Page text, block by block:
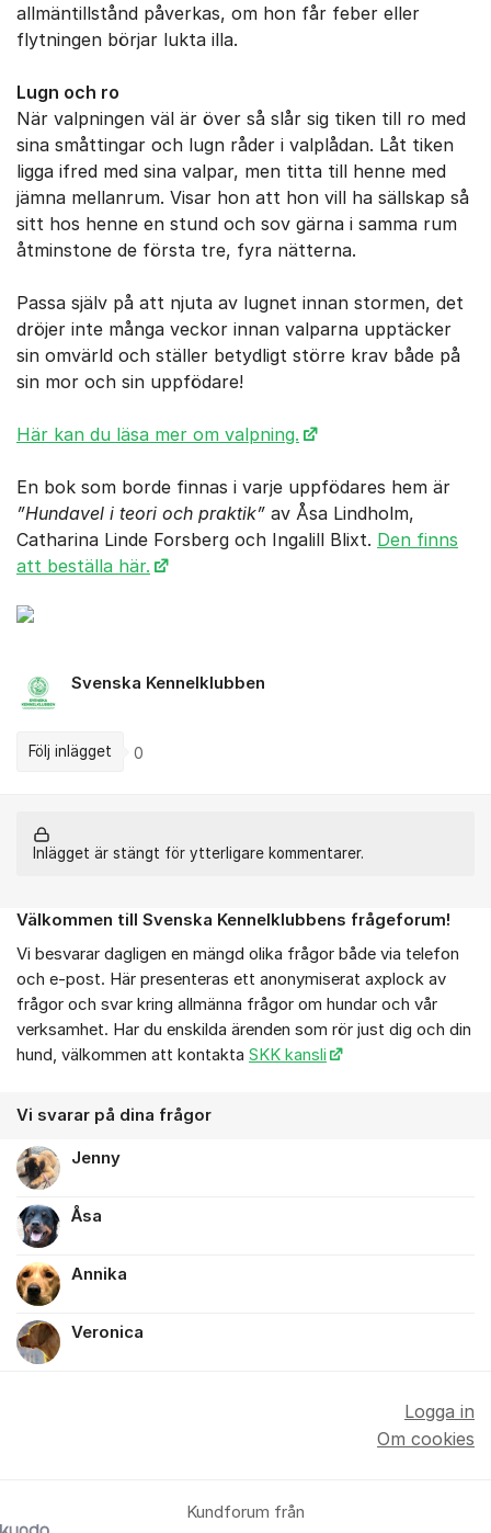
allmäntillstånd påver­kas, om hon får feber eller
flytningen börjar lukta illa.
Lugn och ro
När valpningen väl är över så slår sig tiken till ro med
sina småttingar och lugn råder i valplådan. Låt tiken
ligga ifred med sina valpar, men titta till henne med
jämna mellanrum. Visar hon att hon vill ha sällskap så
sitt hos henne en stund och sov gärna i samma rum
åtmins­tone de första tre, fyra nätterna.
Passa själv på att njuta av lugnet innan stormen, det
dröjer inte många veckor innan valparna upptäcker
sin omvärld och ställer betydligt större krav både på
sin mor och sin uppfödare!
Här kan du läsa mer om valpning.
En bok som borde finnas i varje uppfödares hem är
”Hundavel i teori och praktik” av Åsa Lindholm,
Catharina Linde Forsberg och Ingalill Blixt. Den finns
att beställa här.
Svenska Kennelklubben
Följ inlägget 0
Inlägget är stängt för ytterligare kommentarer.
Om forumet
Välkommen till Svenska Kennelklubbens frågeforum!
Vi besvarar dagligen en mängd olika frågor både via telefon
och e-post. Här presenteras ett anonymiserat axplock av
frågor och svar kring allmänna frågor om hundar och vår
verksamhet. Har du enskilda ärenden som rör just dig och din
hund, välkommen att kontakta SKK kansli
Vi svarar på dina frågor
Jenny
Åsa
Annika
Veronica
Kundforum från
Logga in
Om cookies